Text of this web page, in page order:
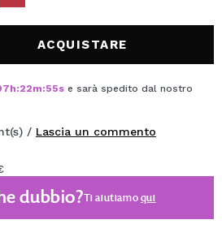
UN ACCOUNT
ACQUISTARE
h:22m:55s e sarà spedito dal nostro
/ Lascia un commento
dubbio?Ti aiutiamoqui